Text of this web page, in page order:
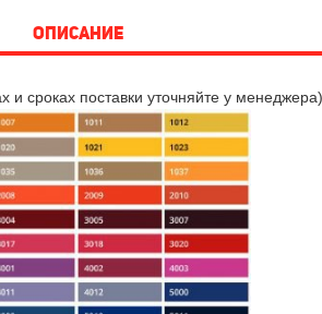
ОПИСАНИЕ
сроках поставки уточняйте у менеджера)